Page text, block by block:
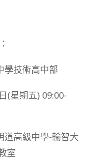
學技術高中部
(星期五) 09:00-
道高級中學-輸智大
室